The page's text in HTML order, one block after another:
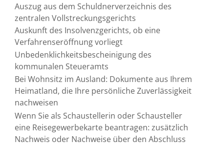
Auszug aus dem Schuldnerverzeichnis des
zentralen Vollstreckungsgerichts
Auskunft des Insolvenzgerichts, ob eine
Verfahrenseröffnung vorliegt
Unbedenklichkeitsbescheinigung des
kommunalen Steueramts
Bei Wohnsitz im Ausland: Dokumente aus Ihrem
Heimatland, die Ihre persönliche Zuverlässigkeit
nachweisen
Wenn Sie als Schaustellerin oder Schausteller
eine Reisegewerbekarte beantragen: zusätzlich
Nachweis oder Nachweise über den Abschluss